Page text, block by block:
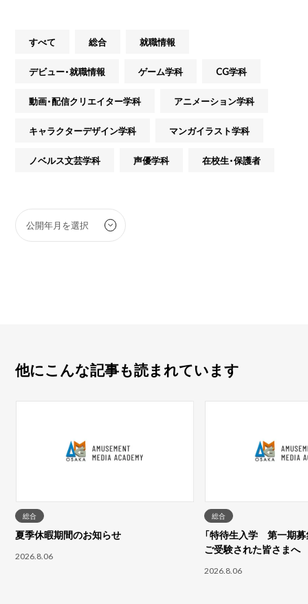
すべて 総合 就職情報
デビュー・就職情報 ゲーム学科 CG学科
動画・配信クリエイター学科 アニメーション学科
キャラクターデザイン学科 マンガイラスト学科
ノベルス文芸学科 声優学科 在校生・保護者
他にこんな記事も読まれています
総合
夏季休暇期間のお知らせ
2026.8.06
総合
「特待生入学 第一期募
ご受験された皆さまへ
2026.8.06